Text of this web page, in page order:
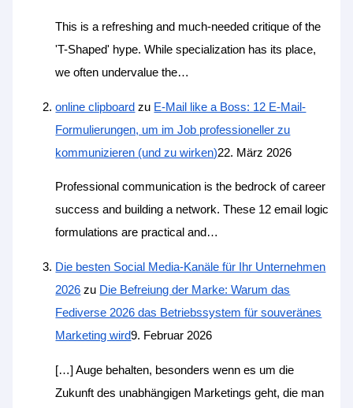
This is a refreshing and much-needed critique of the
'T-Shaped' hype. While specialization has its place,
we often undervalue the…
online clipboard‌‌ ​ ​​‍ zu E-Mail like a Boss: 12 E-Mail-
Formulierungen, um im Job professioneller zu
kommunizieren (und zu wirken)22. März 2026
Professional communication is the bedrock of career
success and building a network. These 12 email logic
formulations are practical and…
Die besten Social Media-Kanäle für Ihr Unternehmen
2026 zu Die Befreiung der Marke: Warum das
Fediverse 2026 das Betriebssystem für souveränes
Marketing wird9. Februar 2026
[…] Auge behalten, besonders wenn es um die
Zukunft des unabhängigen Marketings geht, die man